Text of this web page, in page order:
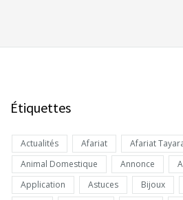
Étiquettes
Actualités Afariat Afariat
Animal Domestique
Annonce
Application
Astuces Bijoux